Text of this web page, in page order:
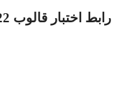
رابط اختبار قالوب 2022 :